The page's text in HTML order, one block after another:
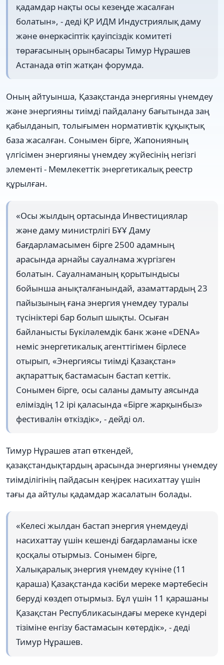
қадамдар нақты осы кезеңде жасалған
болатын», - деді ҚР ИДМ Индустриялық даму
және өнеркәсіптік қауіпсіздік комитеті
төрағасының орынбасары Тимур Нұрашев
Астанада өтіп жатқан форумда.
Оның айтуынша, Қазақстанда энергияны үнемдеу
және энергияны тиімді пайдалану бағытында заң
қабылданып, толығымен нормативтік құқықтық
база жасалған. Сонымен бірге, Жапонияның
үлгісімен энергияны үнемдеу жүйесінің негізгі
элементі - Мемлекеттік энергетикалық реестр
құрылған.
«Осы жылдың ортасында Инвестициялар
және даму министрлігі БҰҰ Даму
бағдарламасымен бірге 2500 адамның
арасында арнайы сауалнама жүргізген
болатын. Сауалнаманың қорытындысы
бойынша анықталғанындай, азаматтардың 23
пайызының ғана энергия үнемдеу туралы
түсініктері бар болып шықты. Осыған
байланысты Бүкіләлемдік банк және «DENA»
неміс энергетикалық агенттігімен бірлесе
отырып, «Энергиясы тиімді Қазақстан»
ақпараттық бастамасын бастап кеттік.
Сонымен бірге, осы саланы дамыту аясында
еліміздің 12 ірі қаласында «Бірге жарқынбыз»
фестивалін өткіздік», - дейді ол.
Тимур Нұрашев атап өткендей,
қазақстандықтардың арасында энергияны үнемдеу
тиімділігінің пайдасын кеңірек насихаттау үшін
тағы да айтулы қадамдар жасалатын болады.
«Келесі жылдан бастап энергия үнемдеуді
насихаттау үшін кешенді бағдарламаны іске
қосқалы отырмыз. Сонымен бірге,
Халықаралық энергия үнемдеу күніне (11
қараша) Қазақстанда кәсіби мереке мәртебесін
беруді көздеп отырмыз. Бұл үшін 11 қарашаны
Қазақстан Республикасындағы мереке күндері
тізіміне енгізу бастамасын көтердік», - деді
Тимур Нұрашев.